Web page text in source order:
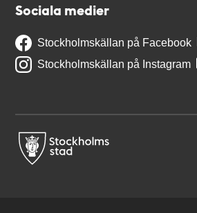
Sociala medier
Stockholmskällan på Facebook
Stockholmskällan på Instagram